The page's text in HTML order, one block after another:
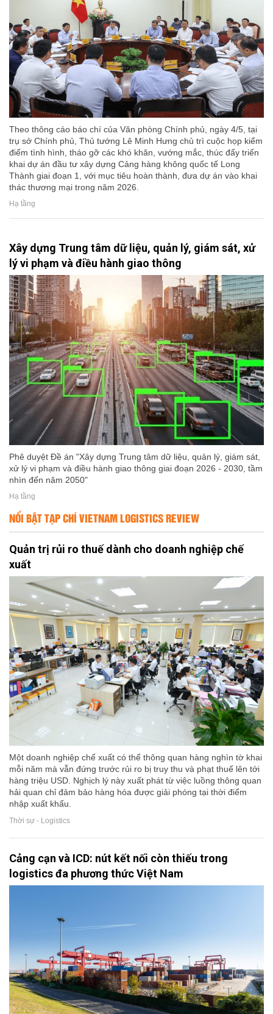
Theo thông cáo báo chí của Văn phòng Chính phủ, ngày 4/5, tại
trụ sở Chính phủ, Thủ tướng Lê Minh Hưng chủ trì cuộc họp kiểm
điểm tình hình, tháo gỡ các khó khăn, vướng mắc, thúc đẩy triển
khai dự án đầu tư xây dựng Cảng hàng không quốc tế Long
Thành giai đoạn 1, với mục tiêu hoàn thành, đưa dự án vào khai
thác thương mại trong năm 2026.
Hạ tầng
Xây dựng Trung tâm dữ liệu, quản lý, giám sát, xử
lý vi phạm và điều hành giao thông
Phê duyệt Đề án "Xây dựng Trung tâm dữ liệu, quản lý, giám sát,
xử lý vi phạm và điều hành giao thông giai đoạn 2026 - 2030, tầm
nhìn đến năm 2050"
Hạ tầng
NỔI BẬT TẠP CHÍ VIETNAM LOGISTICS REVIEW
Quản trị rủi ro thuế dành cho doanh nghiệp chế
xuất
Một doanh nghiệp chế xuất có thể thông quan hàng nghìn tờ khai
mỗi năm mà vẫn đứng trước rủi ro bị truy thu và phạt thuế lên tới
hàng triệu USD. Nghịch lý này xuất phát từ việc luồng thông quan
hải quan chỉ đảm bảo hàng hóa được giải phóng tại thời điểm
nhập xuất khẩu.
Thời sự - Logistics
Cảng cạn và ICD: nút kết nối còn thiếu trong
logistics đa phương thức Việt Nam